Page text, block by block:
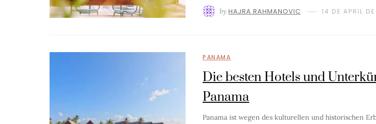
by HAJRA RAHMANOVIC 14 DE APRIL
PANAMA
Die besten Hotels und
Panama
Panama ist wegen des kulturellen und historischen